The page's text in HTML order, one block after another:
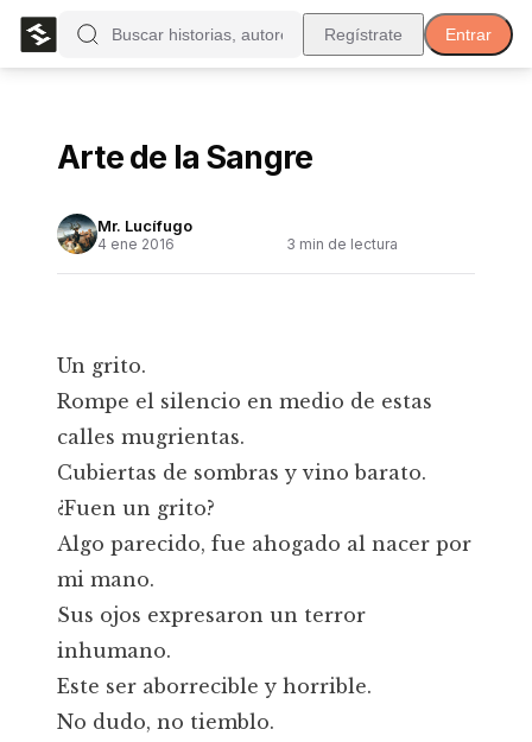
Regístrate Entrar
Arte de la Sangre
Mr. Lucífugo
4 ene 2016 3 min de lectura
Un grito.
Rompe el silencio en medio de estas
calles mugrientas.
Cubiertas de sombras y vino barato.
¿Fuen un grito?
Algo parecido, fue ahogado al nacer por
mi mano.
Sus ojos expresaron un terror
inhumano.
Este ser aborrecible y horrible.
No dudo, no tiemblo.